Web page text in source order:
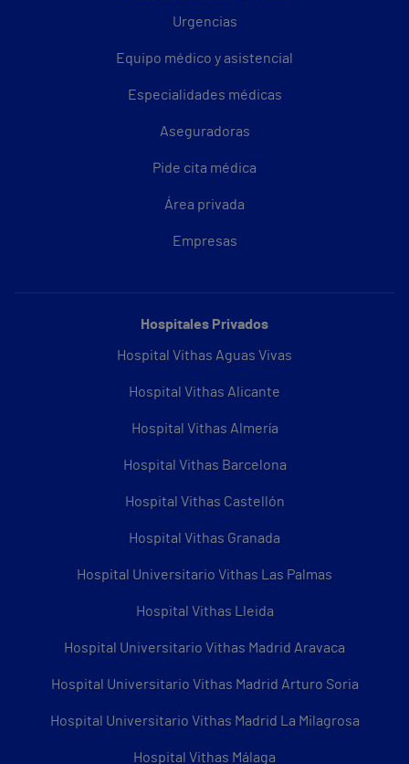
Urgencias
Equipo médico y asistencial
Especialidades médicas
Aseguradoras
Pide cita médica
Área privada
Empresas
Hospitales Privados
Hospital Vithas Aguas Vivas
Hospital Vithas Alicante
Hospital Vithas Almería
Hospital Vithas Barcelona
Hospital Vithas Castellón
Hospital Vithas Granada
Hospital Universitario Vithas Las Palmas
Hospital Vithas Lleida
Hospital Universitario Vithas Madrid Aravaca
Hospital Universitario Vithas Madrid Arturo Soria
Hospital Universitario Vithas Madrid La Milagrosa
Hospital Vithas Málaga